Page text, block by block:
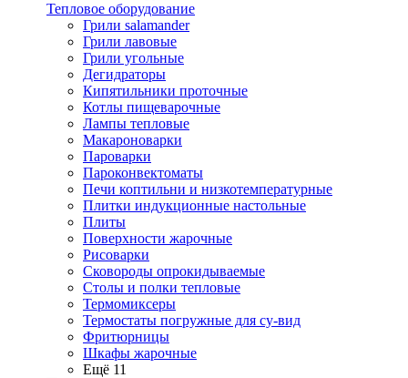
Тепловое оборудование
Грили salamander
Грили лавовые
Грили угольные
Дегидраторы
Кипятильники проточные
Котлы пищеварочные
Лампы тепловые
Макароноварки
Пароварки
Пароконвектоматы
Печи коптильни и низкотемпературные
Плитки индукционные настольные
Плиты
Поверхности жарочные
Рисоварки
Сковороды опрокидываемые
Столы и полки тепловые
Термомиксеры
Термостаты погружные для су-вид
Фритюрницы
Шкафы жарочные
Ещё 11